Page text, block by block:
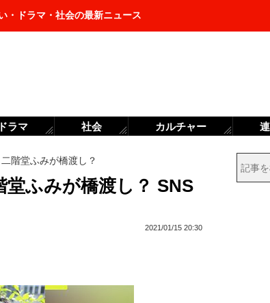
・ドラマ・社会の最新ニュース
階堂ふみが橋渡し？
ふみが橋渡し？ SNS
2021/01/15 20:30
ドラマ 社会 カルチャー